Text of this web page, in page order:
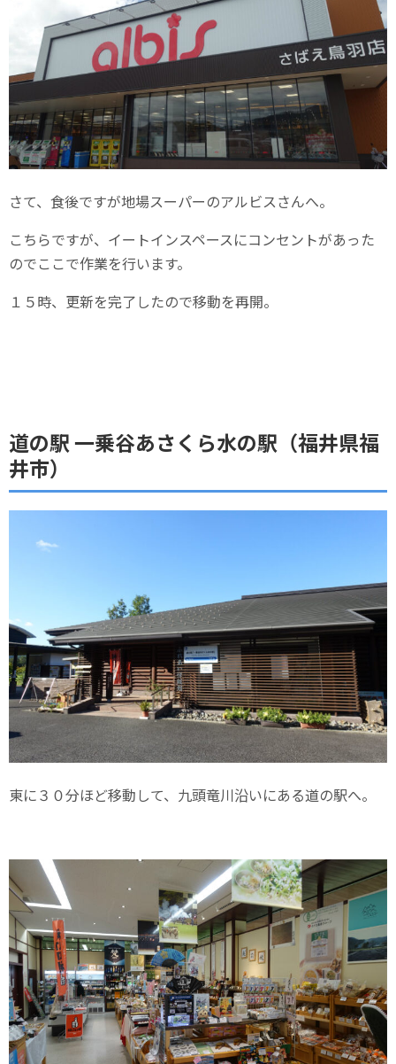
さて、食後ですが地場スーパーのアルビスさんへ。
こちらですが、イートインスペースにコンセントがあった
のでここで作業を行います。
１５時、更新を完了したので移動を再開。
道の駅 一乗谷あさくら水の駅（福井県福
井市）
東に３０分ほど移動して、九頭竜川沿いにある道の駅へ。